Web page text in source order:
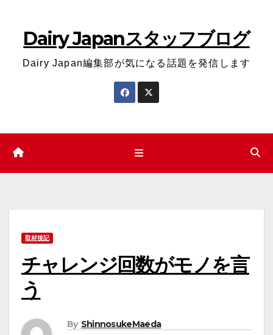
キ
プ
Dairy Japanスタッフブログ
Dairy Japan編集部が気になる話題を発信します
取材後記
チャレンジ回数がモノを言
う
By ShinnosukeMaeda